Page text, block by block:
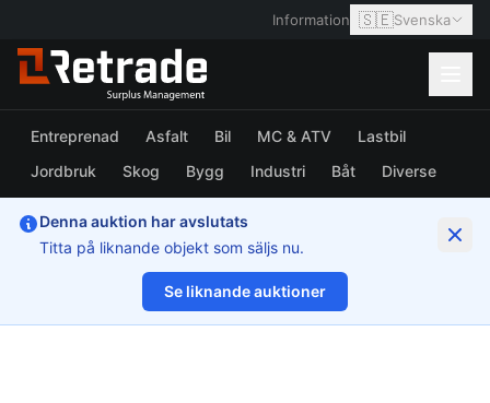
Information 🇸🇪Svenska
Entreprenad Asfalt Bil MC & ATV
Lastbil
Jordbruk
Skog Bygg Industri Båt Diverse
Denna auktion har avslutats
Titta på liknande objekt som säljs nu.
Se liknande auktioner
1/14